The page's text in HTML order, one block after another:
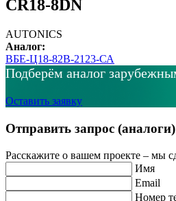
CR18-8DN
AUTONICS
Аналог:
ВБЕ-Ц18-82В-2123-СА
Подберём аналог
Оставить заявку
Отправить запрос (аналоги)
Расскажите о вашем проекте – мы
Имя
Email
Номер